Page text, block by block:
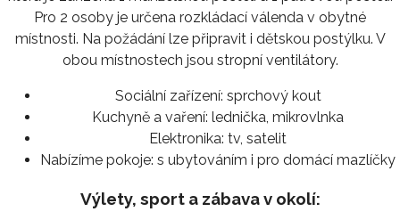
Pro 2 osoby je určena rozkládací válenda v obytné
místnosti. Na požádání lze připravit i dětskou postýlku. V
obou místnostech jsou stropní ventilátory.
Sociální zařízení: sprchový kout
Kuchyně a vaření: lednička, mikrovlnka
Elektronika: tv, satelit
Nabízíme pokoje: s ubytováním i pro domácí mazlíčky
Výlety, sport a zábava v okolí: